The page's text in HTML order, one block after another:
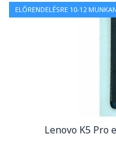
ELŐRENDELÉSRE 10-12
Lenovo K5 Pro